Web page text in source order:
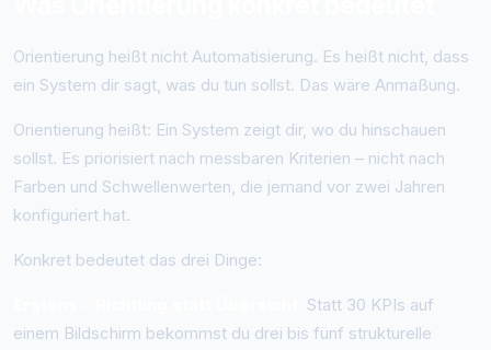
Orientierung heißt nicht Automatisierung. Es heißt nicht, dass
ein System dir sagt, was du tun sollst. Das wäre Anmaßung.
Orientierung heißt: Ein System zeigt dir, wo du hinschauen
sollst. Es priorisiert nach messbaren Kriterien – nicht nach
Farben und Schwellenwerten, die jemand vor zwei Jahren
konfiguriert hat.
Konkret bedeutet das drei Dinge:
Statt 30 KPIs auf
einem Bildschirm bekommst du drei bis fünf strukturelle